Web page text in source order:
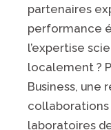
partenaires
performance
l’expertise
localement ?
Business, une
laboratoires